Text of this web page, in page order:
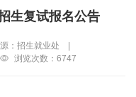
生复试报名公告
：招生就业处
|
浏览次数： 6747